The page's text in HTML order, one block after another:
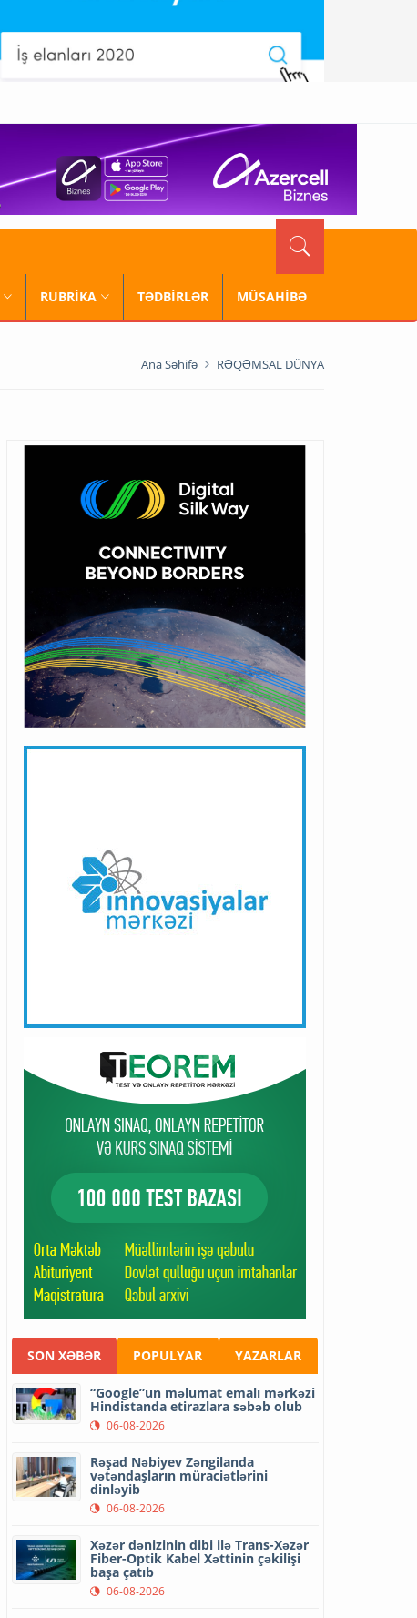
RUBRİKA TƏDBİRLƏR MÜSAHİBƏ
Ana Səhifə RƏQƏMSAL DÜNYA
SON XƏBƏR POPULYAR YAZARLAR
“Google”un məlumat emalı mərkəzi
Hindistanda etirazlara səbəb olub
06-08-2026
Rəşad Nəbiyev Zəngilanda
vətəndaşların müraciətlərini
dinləyib
06-08-2026
Xəzər dənizinin dibi ilə Trans-Xəzər
Fiber-Optik Kabel Xəttinin çəkilişi
başa çatıb
06-08-2026